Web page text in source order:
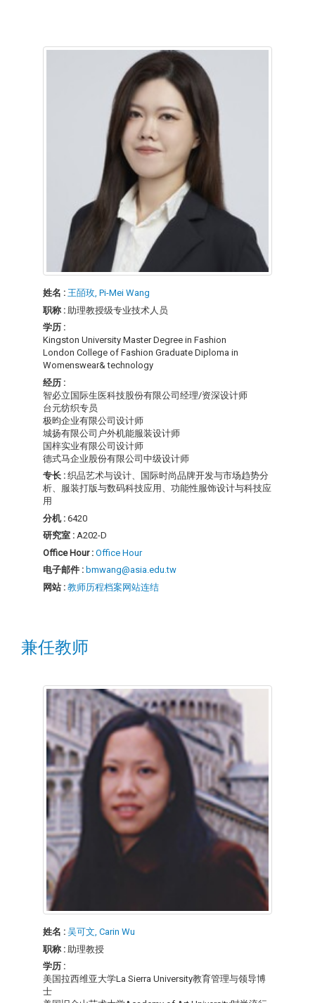
姓名 : 王皕玫, Pi-Mei Wang
职称 : 助理教授级专业技术人员
学历 :
Kingston University Master Degree in Fashion
London College of Fashion Graduate Diploma in
Womenswear& technology
经历 :
智必立国际生医科技股份有限公司经理/资深设计师
台元纺织专员
极昀企业有限公司设计师
城扬有限公司户外机能服装设计师
国梓实业有限公司设计师
德式马企业股份有限公司中级设计师
专长 : 织品艺术与设计、国际时尚品牌开发与市场趋势分
析、服装打版与数码科技应用、功能性服饰设计与科技应
用
分机 : 6420
研究室 : A202-D
Office Hour : Office Hour
电子邮件 : bmwang@asia.edu.tw
网站 : 教师历程档案网站连结
兼任教师
姓名 : 吴可文, Carin Wu
职称 : 助理教授
学历 :
美国拉西维亚大学La Sierra University教育管理与领导博
士